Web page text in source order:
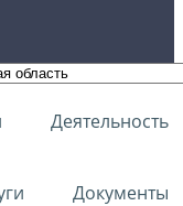
Деятельность
Документы